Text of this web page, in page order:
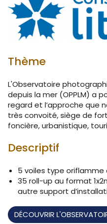
Thème
L'Observatoire
depuis la mer (OPPLM) a
regard et l’approche que
très convoité, siège de
foncière, urbanistique,
Descriptif
5 voiles type oriflamme
35 roll-up au format
autre support
DÉCOUVRIR